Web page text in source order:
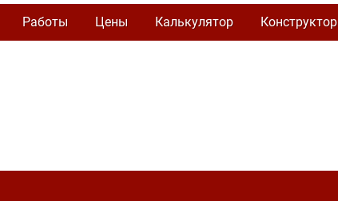
Работы Цены Калькулятор Конструктор